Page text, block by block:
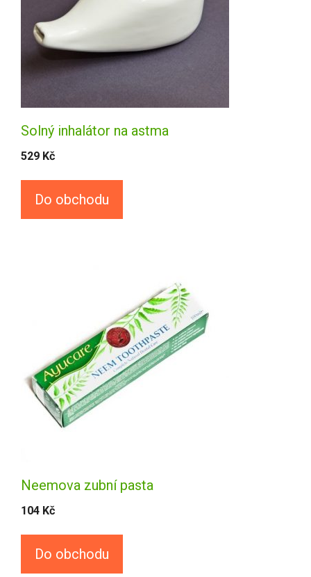
Solný inhalátor na astma
529 Kč
Do obchodu
Neemova zubní pasta
104 Kč
Do obchodu